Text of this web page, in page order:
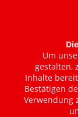
Um
gestalten,
Inhalte
Bestätigen
Verwendung